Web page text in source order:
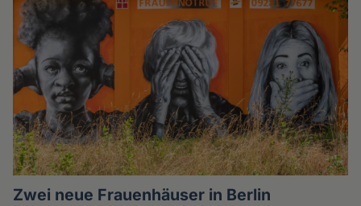
Zwei neue Frauenhäuser in Berlin